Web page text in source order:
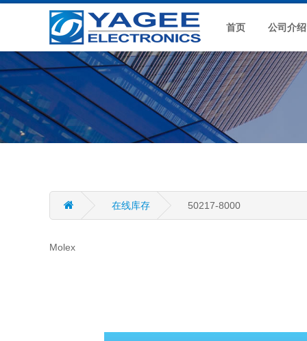
首页 公司介绍
在线库存 50217-8000
Molex